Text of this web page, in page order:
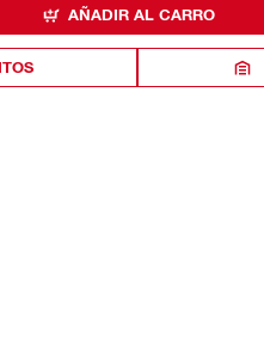
AÑADIR AL CARRO